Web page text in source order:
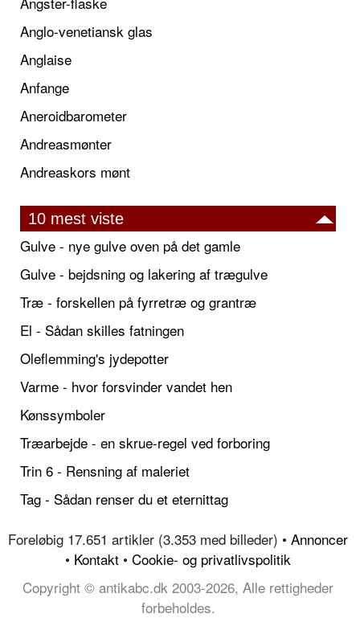
Anglo-venetiansk glas
Anglaise
Anfange
Aneroidbarometer
Andreasmønter
Andreaskors mønt
10 mest viste
Gulve - nye gulve oven på det gamle
Gulve - bejdsning og lakering af trægulve
Træ - forskellen på fyrretræ og grantræ
El - Sådan skilles fatningen
Oleflemming's jydepotter
Varme - hvor forsvinder vandet hen
Kønssymboler
Træarbejde - en skrue-regel ved forboring
Trin 6 - Rensning af maleriet
Tag - Sådan renser du et eternittag
Foreløbig 17.651 artikler (3.353 med billeder) • Annoncer
• Kontakt • Cookie- og privatlivspolitik
Copyright © antikabc.dk 2003-2026, Alle rettigheder
forbeholdes.